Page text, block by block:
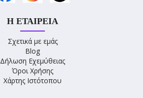
Η ΕΤΑΙΡΕΊΑ
Σχετικά με εμάς
Blog
Δήλωση Εχεμύθειας
Όροι Χρήσης
Χάρτης Ιστότοπου